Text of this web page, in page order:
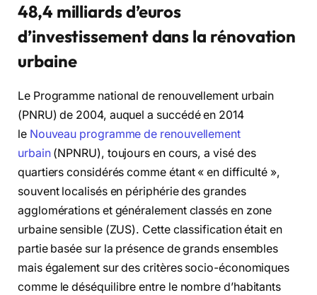
48,4 milliards d’euros
d’investissement dans la rénovation
urbaine
Le Programme national de renouvellement urbain
(PNRU) de 2004, auquel a succédé en 2014
le Nouveau programme de renouvellement
urbain(NPNRU), toujours en cours, a visé des
quartiers considérés comme étant « en difficulté »,
souvent localisés en périphérie des grandes
agglomérations et généralement classés en zone
urbaine sensible (ZUS). Cette classification était en
partie basée sur la présence de grands ensembles
mais également sur des critères socio-économiques
comme le déséquilibre entre le nombre d’habitants